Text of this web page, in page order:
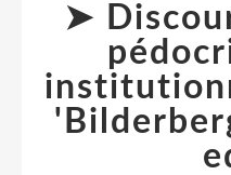
➤